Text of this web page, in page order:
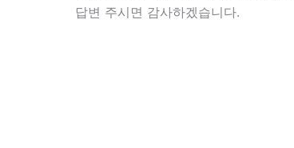
답변 주시면 감사하겠습니다.